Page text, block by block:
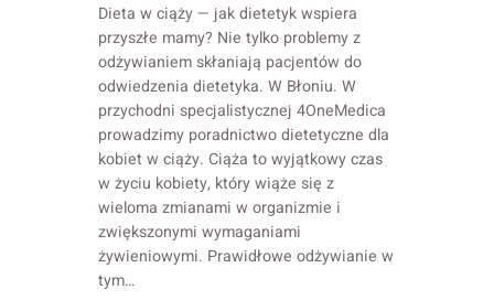
Dieta w ciąży — jak dietetyk wspiera
przyszłe mamy? Nie tylko problemy z
odżywianiem skłaniają pacjentów do
odwiedzenia dietetyka. W Błoniu. W
przychodni specjalistycznej 4OneMedica
prowadzimy poradnictwo dietetyczne dla
kobiet w ciąży. Ciąża to wyjątkowy czas
w życiu kobiety, który wiąże się z
wieloma zmianami w organizmie i
zwiększonymi wymaganiami
żywieniowymi. Prawidłowe odżywianie w
tym…